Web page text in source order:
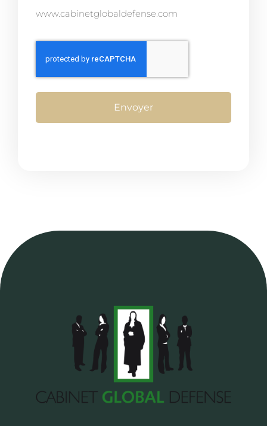
www.cabinetglobaldefense.com
Envoyer